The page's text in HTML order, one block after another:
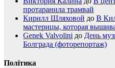
протаранила трамвай
Кирилл Шляховой до В
мастерицы, которая
Genek Valvolini до День
Болграда (фоторепортаж)
Політика